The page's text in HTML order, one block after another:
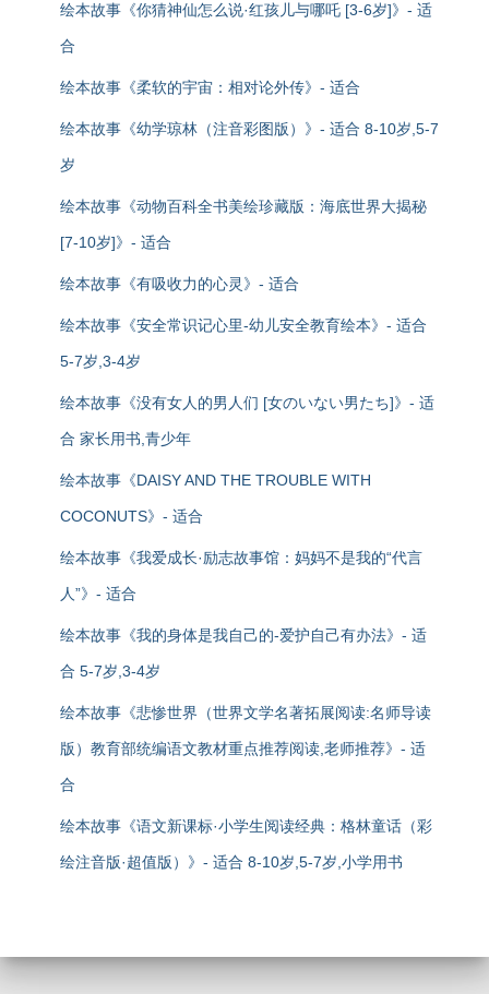
绘本故事《你猜神仙怎么说·红孩儿与哪吒 [3-6岁]》- 适
合
绘本故事《柔软的宇宙：相对论外传》- 适合
绘本故事《幼学琼林（注音彩图版）》- 适合 8-10岁,5-7
岁
绘本故事《动物百科全书美绘珍藏版：海底世界大揭秘
[7-10岁]》- 适合
绘本故事《有吸收力的心灵》- 适合
绘本故事《安全常识记心里-幼儿安全教育绘本》- 适合
5-7岁,3-4岁
绘本故事《没有女人的男人们 [女のいない男たち]》- 适
合 家长用书,青少年
绘本故事《DAISY AND THE TROUBLE WITH
COCONUTS》- 适合
绘本故事《我爱成长·励志故事馆：妈妈不是我的“代言
人”》- 适合
绘本故事《我的身体是我自己的-爱护自己有办法》- 适
合 5-7岁,3-4岁
绘本故事《悲惨世界（世界文学名著拓展阅读:名师导读
版）教育部统编语文教材重点推荐阅读,老师推荐》- 适
合
绘本故事《语文新课标·小学生阅读经典：格林童话（彩
绘注音版·超值版）》- 适合 8-10岁,5-7岁,小学用书